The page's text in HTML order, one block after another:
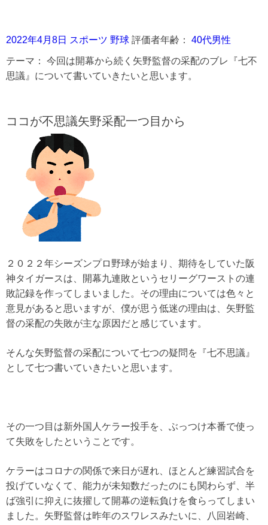
2022年4月8日 スポーツ 野球 評価者年齢： 40代男性
テーマ：
今回は開幕から続く矢野監督の采配のブレ『七不
思議』について書いていきたいと思います。
ココが不思議矢野采配一つ目から
２０２２年シーズンプロ野球が始まり、期待をしていた阪
神タイガースは、開幕九連敗というセリーグワーストの連
敗記録を作ってしまいました。その理由については色々と
意見があると思いますが、僕が思う低迷の理由は、矢野監
督の采配の失敗が主な原因だと感じています。
そんな矢野監督の采配について七つの疑問を『七不思議』
として七つ書いていきたいと思います。
その一つ目は新外国人ケラー投手を、ぶっつけ本番で使っ
て失敗をしたということです。
ケラーはコロナの関係で来日が遅れ、ほとんど練習試合を
投げていなくて、能力が未知数だったのにも関わらず、半
ば強引に抑えに抜擢して開幕の逆転負けを食らってしまい
ました。矢野監督は昨年のスワレスみたいに、八回岩崎、